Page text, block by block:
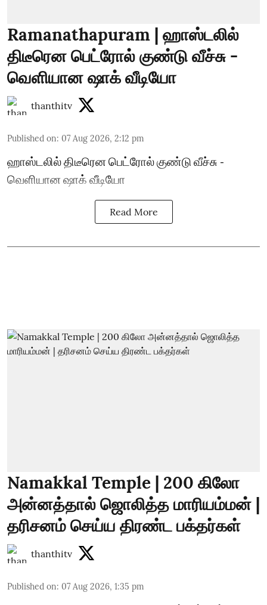
Ramanathapuram | ஹாஸ்டலில்
திடீரென பெட்ரோல் குண்டு வீச்சு -
வெளியான ஷாக் வீடியோ
thanthitv
Published on: 07 Aug 2026, 2:12 pm
ஹாஸ்டலில் திடீரென பெட்ரோல் குண்டு வீச்சு -
வெளியான ஷாக் வீடியோ
Read More
Namakkal Temple | 200 கிலோ
அன்னத்தால் ஜொலித்த மாரியம்மன் |
தரிசனம் செய்ய திரண்ட பக்தர்கள்
thanthitv
Published on: 07 Aug 2026, 1:35 pm